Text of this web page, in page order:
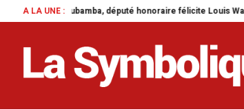
A LA UNE :
député honoraire félicite Louis Watum pour sa mise en